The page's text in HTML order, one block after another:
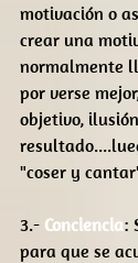
motivación o
crear una
normalmente
por verse
objetivo,
"coser y
3.- Conciencia:
para que se